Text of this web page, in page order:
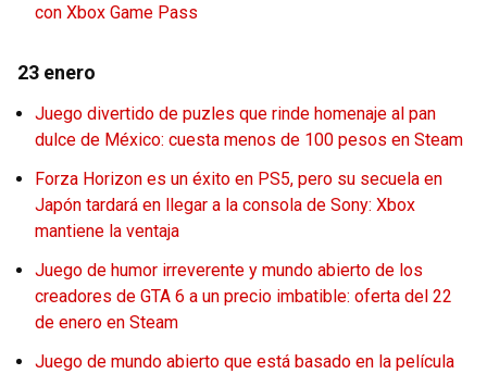
con Xbox Game Pass
23 enero
Juego divertido de puzles que rinde homenaje al pan
dulce de México: cuesta menos de 100 pesos en Steam
Forza Horizon es un éxito en PS5, pero su secuela en
Japón tardará en llegar a la consola de Sony: Xbox
mantiene la ventaja
Juego de humor irreverente y mundo abierto de los
creadores de GTA 6 a un precio imbatible: oferta del 22
de enero en Steam
Juego de mundo abierto que está basado en la película